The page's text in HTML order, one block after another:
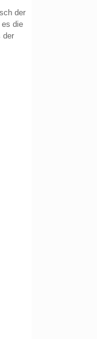
der
es die
der